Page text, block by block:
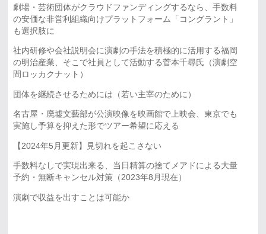
劇場・芸術団体がクラウドファンディングするなら、手数料
の安価な非営利組織向けプラットフォーム「コングラント」
も選択肢に
社内研修や会社説明会に演劇の手法を積極的に活用する福岡
の明治産業、そこで社員として活動する菅本千尋氏（演劇空
間ロッカクナット）
団体を継続させるためには（若い主宰のために）
名古屋・廃墟文藝部が公演映像を映画館で上映会、東京でも
実施し予算を抑えた形でツアー希望に応える
【2024年5月更新】見切れを起こさない
手数料なしで実現出来る、当日精算の捨てメアドによる大量
予約・無断キャンセル対策（2023年8月現在）
演劇で収益を出すことは可能か